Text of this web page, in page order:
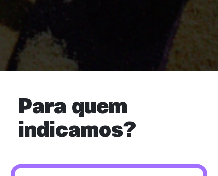
Para quem
indicamos?